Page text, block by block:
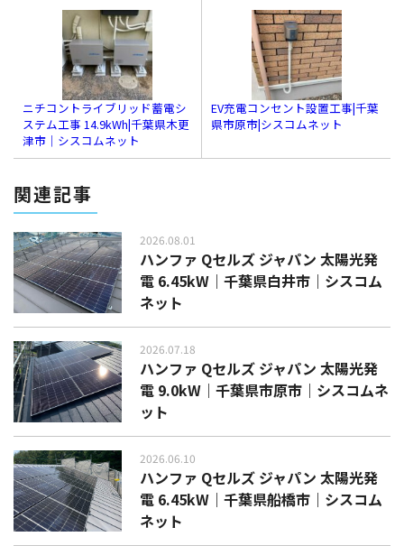
ニチコントライブリッド蓄電シ
ステム工事 14.9kWh|千葉県木更
津市｜シスコムネット
EV充電コンセント設置工事|千葉
県市原市|シスコムネット
関連記事
2026.08.01
ハンファ Qセルズ ジャパン 太陽光発
電 6.45kW｜千葉県白井市｜シスコム
ネット
2026.07.18
ハンファ Qセルズ ジャパン 太陽光発
電 9.0kW｜千葉県市原市｜シスコムネ
ット
2026.06.10
ハンファ Qセルズ ジャパン 太陽光発
電 6.45kW｜千葉県船橋市｜シスコム
ネット